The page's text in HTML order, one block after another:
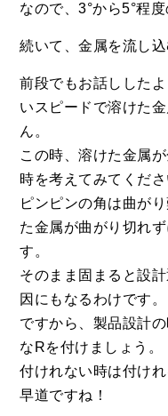
なので、3°から5°程
続いて、金属を流し
前段でもお話しした
いスピードで溶けた
ん。
この時、溶けた金属
時を考えてみてくださ
ピンピンの角は曲が
た金属が曲がり切れ
す。
そのまま固まると設
因にもなるわけです。
ですから、製品設計
なRを付けましょう。
付けれない時は付け
早道ですね！